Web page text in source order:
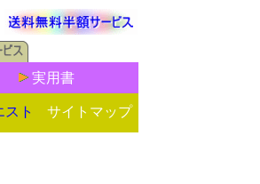
実用書
スト サイトマップ